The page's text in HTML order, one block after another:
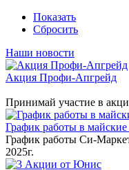
Показать
Сбросить
Наши новости
Акция Профи-Апгрейд
Принимай участие в
График работы в майские
График работы Си-
2025г.